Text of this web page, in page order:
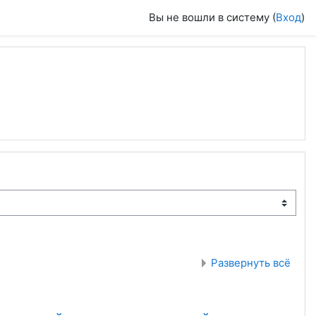
Вы не вошли в систему (Вход)
Развернуть всё